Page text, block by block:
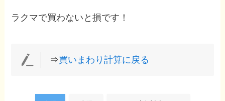
ラクマで買わないと損です！
⇒買いまわり計算に戻る